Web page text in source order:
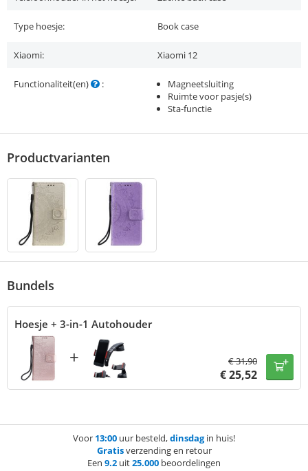
Type hoesje: Book case
Xiaomi: Xiaomi 12
Functionaliteit(en) :
Magneetsluiting
Ruimte voor pasje(s)
Sta-functie
Productvarianten
Bundels
Hoesje + 3-in-1 Autohouder
+ €31,90
€25,52
Voor 13:00 uur besteld,dinsdagin huis!
Gratisverzending en retour
Een 9.2 uit25.000 beoordelingen